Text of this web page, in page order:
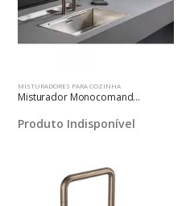
MISTURADORES PARA COZINHA
Misturador Monocomando De Mesa Para Cozinha Deca Colore Corten E Marrom
Produto Indisponível